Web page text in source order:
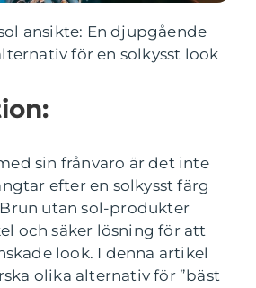
ansikte: En djupgående
för en solkysst look
sin frånvaro är det inte
efter en solkysst färg
utan sol-produkter
och säker lösning för att
look. I denna artikel
olika alternativ för ”bäst